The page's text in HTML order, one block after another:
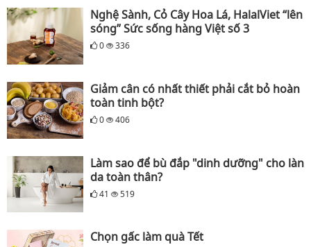
Nghệ Sành, Cỏ Cây Hoa Lá, HalalViet “lên
sóng” Sức sống hàng Việt số 3
0 336
Giảm cân có nhất thiết phải cắt bỏ hoàn
toàn tinh bột?
0 406
Làm sao để bù đắp "dinh dưỡng" cho làn
da toàn thân?
41 519
Chọn gấc làm quà Tết